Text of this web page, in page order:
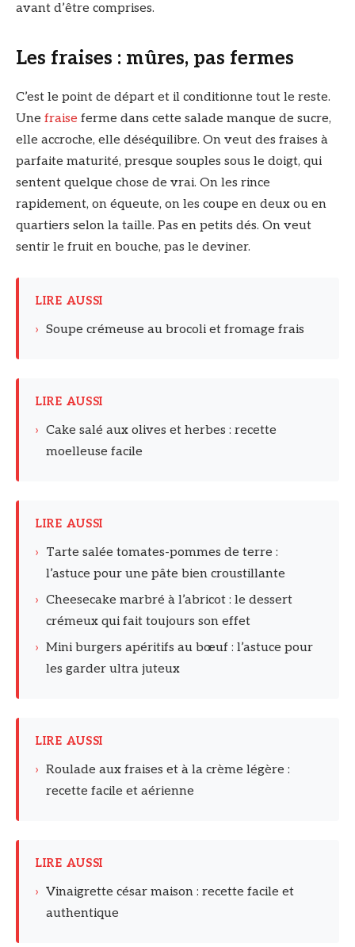
avant d’être comprises.
Les fraises : mûres, pas fermes
C’est le point de départ et il conditionne tout le reste.
Une fraise ferme dans cette salade manque de sucre,
elle accroche, elle déséquilibre. On veut des fraises à
parfaite maturité, presque souples sous le doigt, qui
sentent quelque chose de vrai. On les rince
rapidement, on équeute, on les coupe en deux ou en
quartiers selon la taille. Pas en petits dés. On veut
sentir le fruit en bouche, pas le deviner.
LIRE AUSSI
› Soupe crémeuse au brocoli et fromage frais
LIRE AUSSI
› Cake salé aux olives et herbes : recette
moelleuse facile
LIRE AUSSI
› Tarte salée tomates-pommes de terre :
l’astuce pour une pâte bien croustillante
› Cheesecake marbré à l’abricot : le dessert
crémeux qui fait toujours son effet
› Mini burgers apéritifs au bœuf : l’astuce pour
les garder ultra juteux
LIRE AUSSI
› Roulade aux fraises et à la crème légère :
recette facile et aérienne
LIRE AUSSI
› Vinaigrette césar maison : recette facile et
authentique